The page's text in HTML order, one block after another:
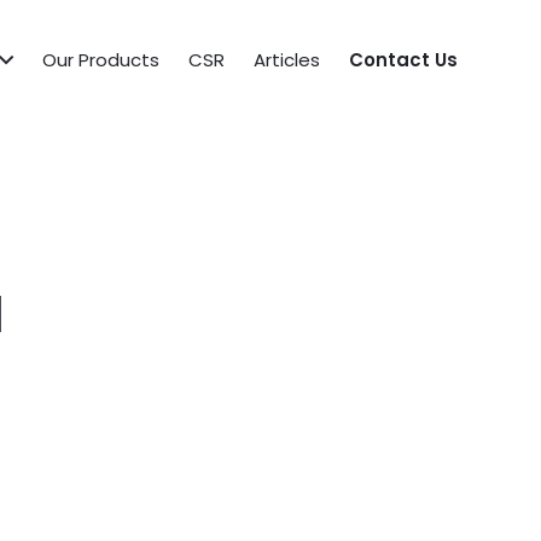
Our Products CSR Articles Contact Us